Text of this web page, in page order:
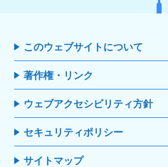
このウェブサイトについて
著作権・リンク
ウェブアクセシビリティ方針
セキュリティポリシー
サイトマップ